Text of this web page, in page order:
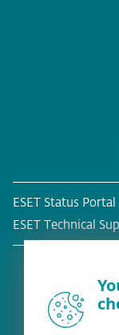
ESET Status Portal
ESET Technical